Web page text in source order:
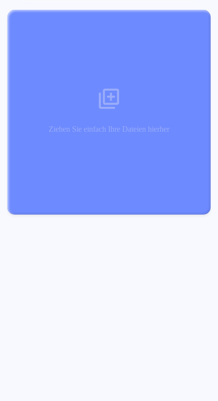
Ziehen Sie einfach Ihre Dateien hierher